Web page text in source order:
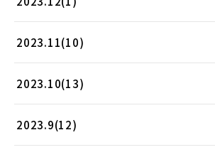
2023.11(10)
2023.10(13)
2023.9(12)